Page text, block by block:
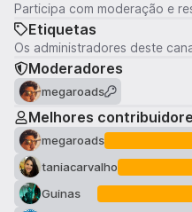
Participa com moderação e
Etiquetas
Os administradores deste
Moderadores
megaroads
Melhores
megaroads
taniacarvalho
Guinas